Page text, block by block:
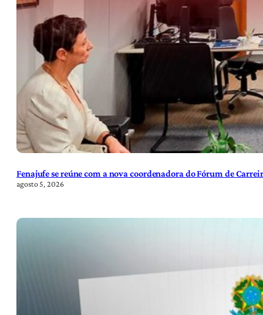
Fenajufe se reúne com a nova coordenadora do Fórum de
agosto 5, 2026